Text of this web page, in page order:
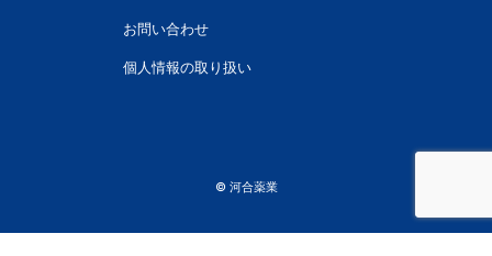
お問い合わせ
個人情報の取り扱い
© 河合薬業